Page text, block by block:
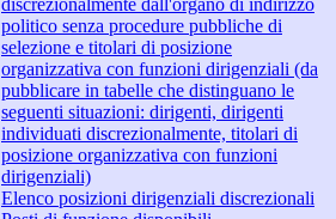
discrezionalmente dall'organo di indirizzo
politico senza procedure pubbliche di
selezione e titolari di posizione
organizzativa con funzioni dirigenziali (da
pubblicare in tabelle che distinguano le
seguenti situazioni: dirigenti, dirigenti
individuati discrezionalmente, titolari di
posizione organizzativa con funzioni
dirigenziali)
Elenco posizioni dirigenziali discrezionali